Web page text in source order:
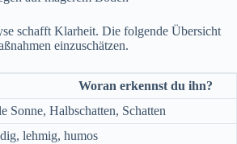
schafft Klarheit. Die folgende Übersicht
einzuschätzen.
Woran erkennst du ihn?
Sonne, Halbschatten, Schatten
lehmig, humos